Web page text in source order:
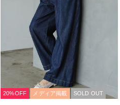
20%OFF メディア掲載 SOLD OUT